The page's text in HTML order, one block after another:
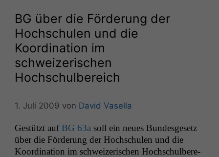
BG über die Förderung der
Hochschulen und die
Koordination im
schweizerischen
Hochschulbereich
1. Juli 2009 von David Vasella
Gestützt auf BG 63a soll ein neues Bun­des­ge­setz
über die Förderung der Hochschulen und die
Koor­di­na­tion im schweiz­erischen Hochschul­bere­